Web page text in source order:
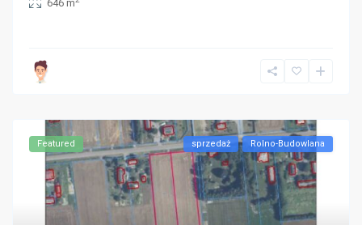
646 m
Featured sprzedaż Rolno-Budowlana